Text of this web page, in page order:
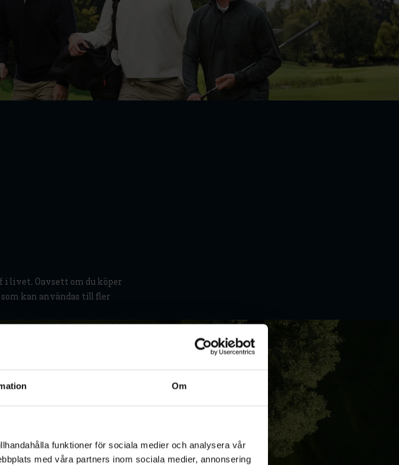
Om
funktioner för sociala medier och analysera vår
med våra partners inom sociala medier, annonsering
i livet. Oavsett om du köper
kan användas till fler